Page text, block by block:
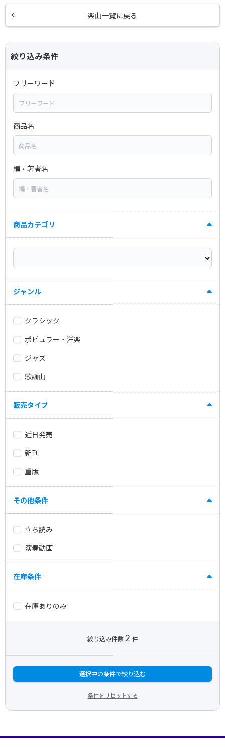
楽曲一覧に戻る
絞り込み条件
フリーワード
商品名
編・著者名
商品カテゴリ
ジャンル
クラシック
ポピュラー・洋楽
ジャズ
歌謡曲
販売タイプ
近日発売
新刊
重版
その他条件
立ち読み
演奏動画
在庫条件
在庫ありのみ
絞り込み件数 2 件
選択中の条件で絞り込む
条件をリセットする